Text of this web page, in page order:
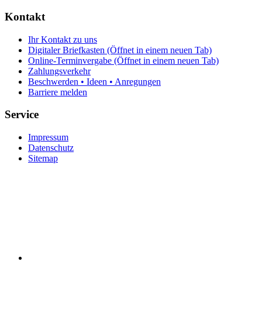
Kontakt
Ihr Kontakt zu uns
Digitaler Briefkasten (Öffnet in einem neuen Tab)
Online-Terminvergabe (Öffnet in einem neuen Tab)
Zahlungsverkehr
Beschwerden • Ideen • Anregungen
Barriere melden
Service
Impressum
Datenschutz
Sitemap